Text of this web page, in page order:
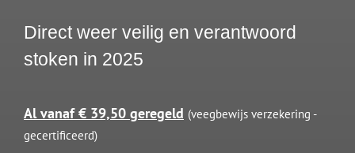
Direct weer veilig en verantwoord
stoken in 2025
Al vanaf € 39,50 geregeld (veegbewijs verzekering -
gecertificeerd)